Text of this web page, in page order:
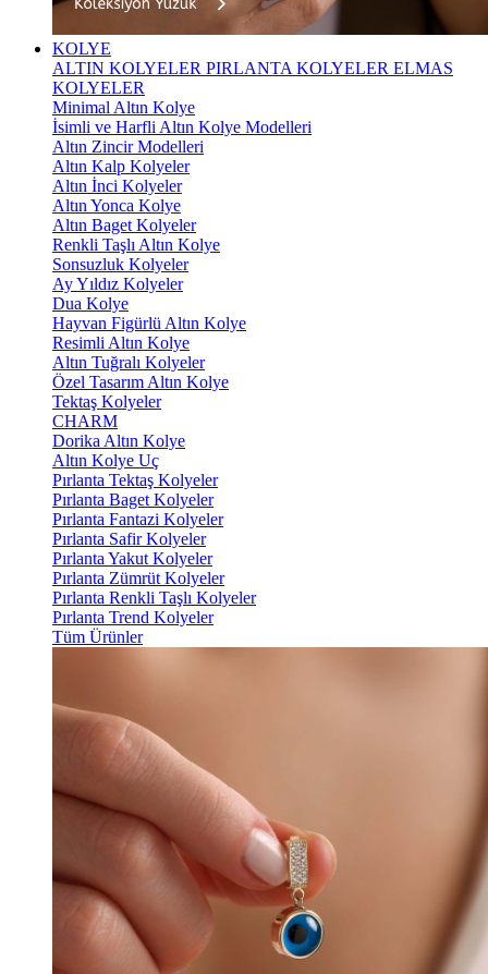
KOLYE
ALTIN KOLYELER PIRLANTA KOLYELER ELMAS
KOLYELER
Minimal Altın Kolye
İsimli ve Harfli Altın Kolye Modelleri
Altın Zincir Modelleri
Altın Kalp Kolyeler
Altın İnci Kolyeler
Altın Yonca Kolye
Altın Baget Kolyeler
Renkli Taşlı Altın Kolye
Sonsuzluk Kolyeler
Ay Yıldız Kolyeler
Dua Kolye
Hayvan Figürlü Altın Kolye
Resimli Altın Kolye
Altın Tuğralı Kolyeler
Özel Tasarım Altın Kolye
Tektaş Kolyeler
CHARM
Dorika Altın Kolye
Altın Kolye Uç
Pırlanta Tektaş Kolyeler
Pırlanta Baget Kolyeler
Pırlanta Fantazi Kolyeler
Pırlanta Safir Kolyeler
Pırlanta Yakut Kolyeler
Pırlanta Zümrüt Kolyeler
Pırlanta Renkli Taşlı Kolyeler
Pırlanta Trend Kolyeler
Tüm Ürünler